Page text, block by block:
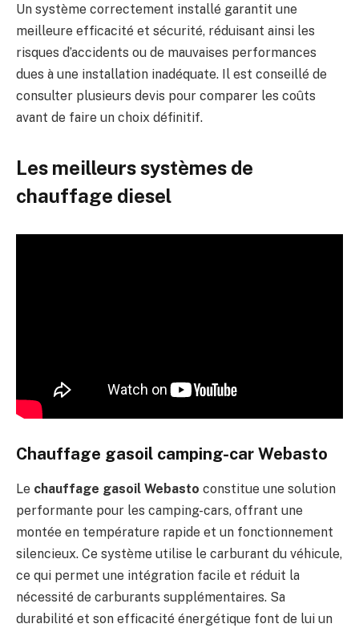
Un système correctement installé garantit une
meilleure efficacité et sécurité, réduisant ainsi les
risques d’accidents ou de mauvaises performances
dues à une installation inadéquate. Il est conseillé de
consulter plusieurs devis pour comparer les coûts
avant de faire un choix définitif.
Les meilleurs systèmes de
chauffage diesel
Chauffage gasoil camping-car Webasto
Le chauffage gasoil Webasto constitue une solution
performante pour les camping-cars, offrant une
montée en température rapide et un fonctionnement
silencieux. Ce système utilise le carburant du véhicule,
ce qui permet une intégration facile et réduit la
nécessité de carburants supplémentaires. Sa
durabilité et son efficacité énergétique font de lui un